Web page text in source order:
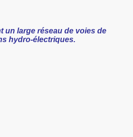
un large réseau de voies de
hydro-électriques.